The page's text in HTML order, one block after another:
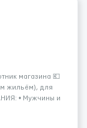
магазина 💶
жильём), для
• Мужчины и